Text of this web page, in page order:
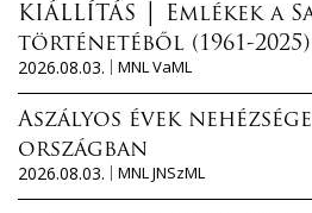
m
m
a
l
k
p
t
a
t
l
o
KIÁLLÍTÁS │ Emlékek a
történetéből (1961-2025)
2026.08.03.
MNL VaML
Aszályos évek
országban
2026.08.03.
MNL JNSzML